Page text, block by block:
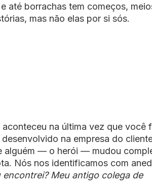
até borrachas tem começos,
mas não elas por si sós.
na última vez que você
na empresa do
alguém — o herói — mudou
Nós nos identificamos com
Meu antigo colega de